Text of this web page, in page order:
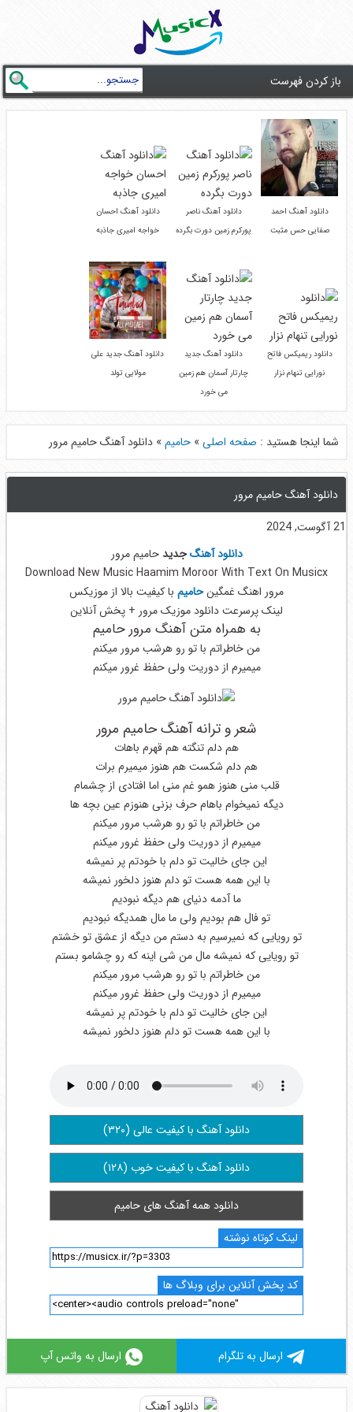
باز کردن فهرست
دانلود آهنگ احمد
صفایی حس مثبت
دانلود آهنگ ناصر
پورکرم زمین دورت بگرده
دانلود آهنگ احسان
خواجه امیری جاذبه
دانلود ریمیکس فاتح
نورایی تنهام نزار
دانلود آهنگ جدید
چارتار آسمان هم زمین
می خورد
دانلود آهنگ جدید علی
مولایی تولد
شما اینجا هستید : صفحه اصلی» حامیم» دانلود آهنگ حامیم مرور
دانلود آهنگ حامیم مرور
21 آگوست, 2024
دانلود آهنگجدیدحامیم مرور
Download New Music Haamim Moroor With Text On Musicx
مرور اهنگ غمگینحامیمبا کیفیت بالا از موزیکس
لینک پرسرعت دانلود موزیک مرور + پخش آنلاین
به همراه متن آهنگ مرور حامیم
من خاطراتم با تو رو هرشب مرور میکنم
میمیرم از دوریت ولی حفظ غرور میکنم
شعر و ترانه آهنگ حامیم مرور
هم دلم تنگته هم قهرم باهات
هم دلم شکست هم هنوز میمیرم برات
قلب منی هنوز همو غم منی اما افتادی از چشمام
دیگه نمیخوام باهام حرف بزنی هنوزم عین بچه ها
من خاطراتم با تو رو هرشب مرور میکنم
میمیرم از دوریت ولی حفظ غرور میکنم
این جای خالیت تو دلم با خودتم پر نمیشه
با این همه هست تو دلم هنوز دلخور نمیشه
ما آدمه دنیای هم دیگه نبودیم
تو فال هم بودیم ولی ما مال همدیگه نبودیم
تو رویایی که نمیرسیم به دستم من دیگه از عشق تو خشتم
تو رویایی که نمیشه مال من شی اینه که رو چشامو بستم
من خاطراتم با تو رو هرشب مرور میکنم
میمیرم از دوریت ولی حفظ غرور میکنم
این جای خالیت تو دلم با خودتم پر نمیشه
با این همه هست تو دلم هنوز دلخور نمیشه
دانلود آهنگ با کیفیت عالی (۳۲۰)
دانلود آهنگ با کیفیت خوب (۱۲۸)
دانلود همه آهنگ های حامیم
لینک کوتاه نوشته
کد پخش آنلاین برای وبلاگ ها
ارسال به تلگرام ارسال به واتس آپ